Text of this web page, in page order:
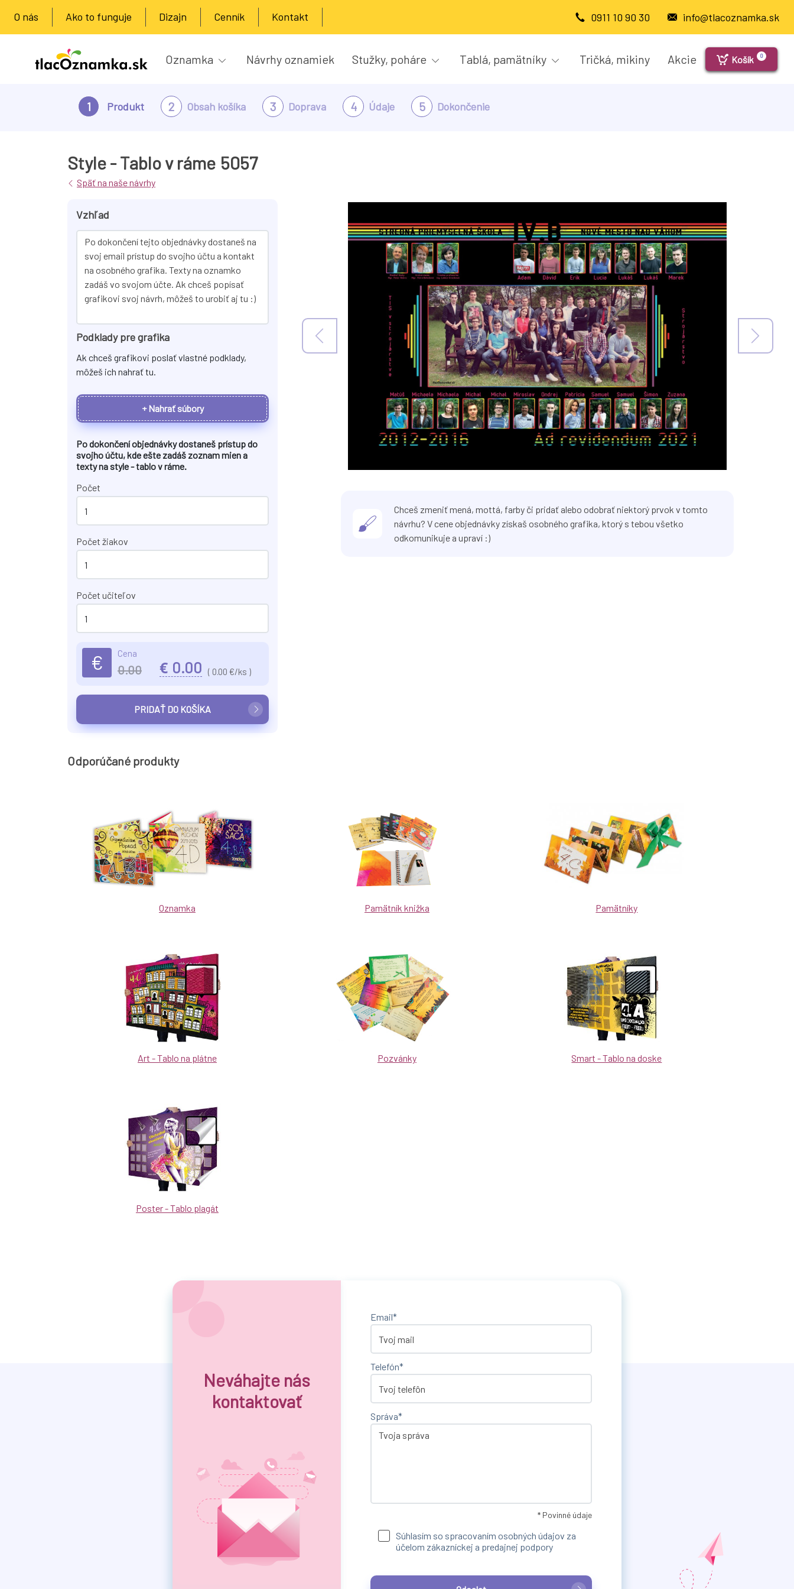
O nás Ako to funguje Dizajn Cenník Kontakt 0911 10 90 30 info@tlacoznamka.sk
Oznamka Návrhy oznamiek Stužky, poháre Tablá, pamätníky Tričká, mikiny Akcie Košík 0
1 Produkt 2 Obsah košíka 3 Doprava 4 Údaje 5 Dokončenie
Style - Tablo v ráme 5057
Späť na naše návrhy
Vzhľad
Podklady pre grafika
Ak chceš grafikovi poslať vlastné podklady,
môžeš ich nahrať tu.
+ Nahrať súbory
Po dokončení objednávky dostaneš prístup do
svojho účtu, kde ešte zadáš zoznam mien a
texty nastyle - tablo v ráme.
Počet
Počet žiakov
Počet učiteľov
€ Cena
0.00 € 0.00 ( 0.00 €/ks )
PRIDAŤ DO KOŠÍKA
Chceš zmeniť mená, mottá, farby či pridať alebo odobrať niektorý prvok v tomto
návrhu? V cene objednávky získaš osobného grafika, ktorý s tebou všetko
odkomunikuje a upraví :)
Odporúčané produkty
Oznamka Pamätník knižka Pamätníky
Art - Tablo na plátne Pozvánky Smart - Tablo na doske
Poster - Tablo plagát
Neváhajte nás
kontaktovať
Email*
Telefón*
Správa*
* Povinné údaje
Súhlasím so spracovaním osobných údajov za
účelom zákazníckej a predajnej podpory